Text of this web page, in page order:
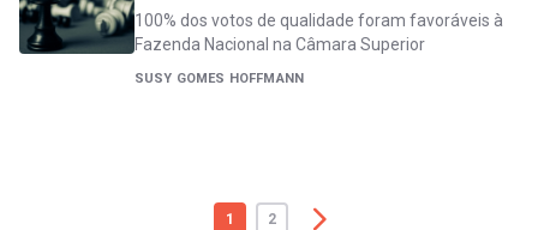
100% dos votos de qualidade foram favoráveis à
Fazenda Nacional na Câmara Superior
SUSY GOMES HOFFMANN
1 2